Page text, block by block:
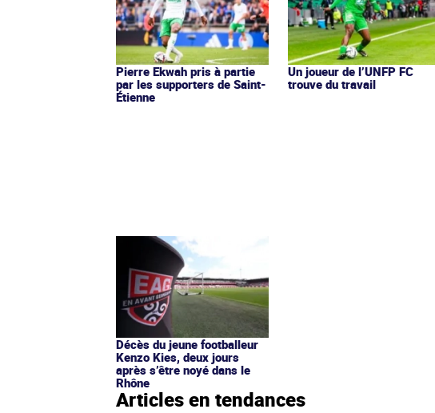
Pierre Ekwah pris à partie
par les supporters de Saint-
Étienne
Un joueur de l’UNFP FC
trouve du travail
Décès du jeune footballeur
Kenzo Kies, deux jours
après s’être noyé dans le
Rhône
Articles en tendances